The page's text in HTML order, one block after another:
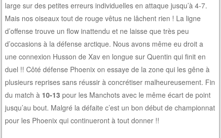
large sur des petites erreurs individuelles en attaque jusqu’à 4-7.
Mais nos oiseaux tout de rouge vêtus ne lâchent rien ! La ligne
d’offense trouve un flow inattendu et ne laisse que très peu
d’occasions à la défense arctique. Nous avons même eu droit a
une connexion Husson de Xav en longue sur Quentin qui finit en
duel !! Côté défense Phoenix on essaye de la zone qui les gêne à
plusieurs reprises sans réussir à concrétiser malheureusement. Fin
du match à 10-13 pour les Manchots avec le même écart de point
jusqu’au bout. Malgré la défaite c’est un bon début de championnat
pour les Phoenix qui continueront à tout donner !!